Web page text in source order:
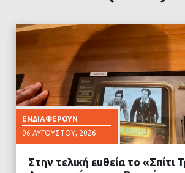
ΕΝΔΙΑΦΈΡΟΥΝ
06 ΑΥΓΟΎΣΤΟΥ, 2026
Στην τελική ευθεία το «Σπίτι